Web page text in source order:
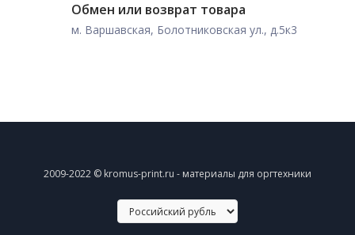
Обмен или возврат товара
м. Варшавская, Болотниковская ул., д.5к3
2009-2022 © kromus-print.ru - материалы для оргтехники